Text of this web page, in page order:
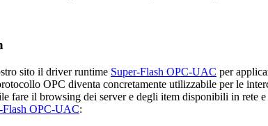
sito il driver runtime Super-Flash OPC-UAC per
OPC diventa concretamente utilizzabile per le
fare il browsing dei server e degli item disponibili in rete
Flash OPC-UAC: